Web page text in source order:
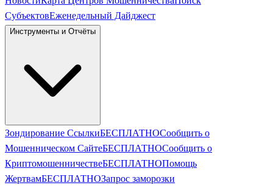
СубъектовЕженедельный Дайджест
Инструменты и Отчёты
Зондирование СсылкиБЕСПЛАТНОСообщить о
Мошенническом СайтеБЕСПЛАТНОСообщить о
КриптомошенничествеБЕСПЛАТНОПомощь
ЖертвамБЕСПЛАТНОЗапрос заморозки